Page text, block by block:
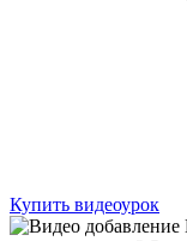
Купить видеоурок